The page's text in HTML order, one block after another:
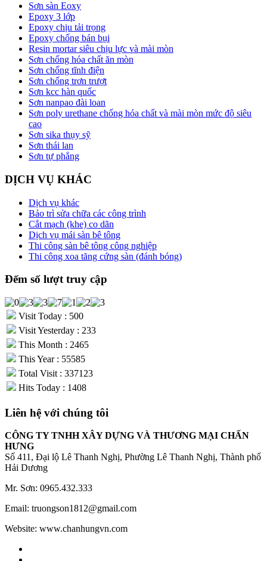
Sơn sàn Eoxy
Epoxy 3 lớp
Epoxy chịu tải trọng
Epoxy chống bán bụi
Resin mortar siêu chịu lực và mài mòn
Sơn chống hóa chất ăn mòn
Sơn chống tĩnh điện
Sơn chống trơn trượt
Sơn kcc hàn quốc
Sơn nanpao đài loan
Sơn poly urethane chống hóa chất và mài mòn mức độ siêu
cao
Sơn sika thụy sỹ
Sơn thái lan
Sơn tự phẳng
DỊCH VỤ KHÁC
Dịch vụ khác
Bảo trì sửa chữa các công trình
Cắt mạch (khe) co dãn
Dịch vụ mái sàn bê tông
Thi công sàn bê tông công nghiệp
Thi công xoa tăng cứng sàn (đánh bóng)
Đếm số lượt truy cập
Visit Today : 500
Visit Yesterday : 233
This Month : 2465
This Year : 55585
Total Visit : 337123
Hits Today : 1408
Liên hệ với chúng tôi
CÔNG TY TNHH XÂY DỰNG VÀ THƯƠNG MẠI CHẤN
HƯNG
Số 411, Đại lộ Lê Thanh Nghị, Phường Lê Thanh Nghị, Thành phố
Hải Dương
Mr. Sơn: 0965.432.333
Email: truongson1812@gmail.com
Website: www.chanhungvn.com